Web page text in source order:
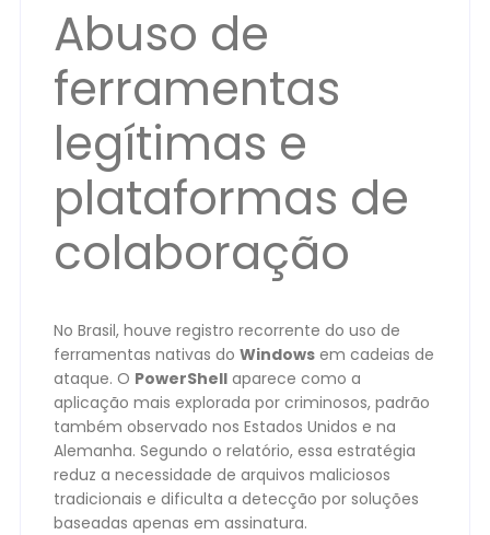
Abuso de
ferramentas
legítimas e
plataformas de
colaboração
No Brasil, houve registro recorrente do uso de
ferramentas nativas do Windows em cadeias de
ataque. O PowerShell aparece como a
aplicação mais explorada por criminosos, padrão
também observado nos Estados Unidos e na
Alemanha. Segundo o relatório, essa estratégia
reduz a necessidade de arquivos maliciosos
tradicionais e dificulta a detecção por soluções
baseadas apenas em assinatura.